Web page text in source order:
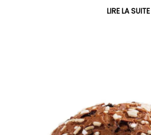
LIRE LA SUITE